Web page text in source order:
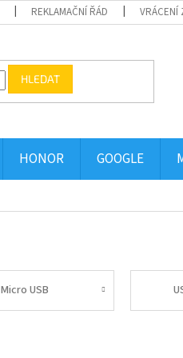
REKLAMAČNÍ ŘÁD VRÁCENÍ
HLEDAT
HONOR GOOGLE
Micro USB